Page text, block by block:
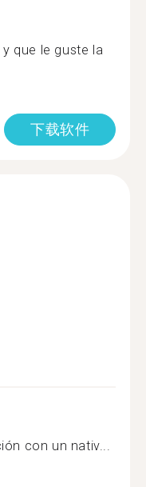
que le guste la
下载软件
con un nativ...